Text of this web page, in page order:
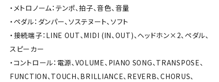
・メトロノーム：テンポ、拍子、音色、音量
・ペダル：ダンパー、ソステヌート、ソフト
・接続端子：LINE OUT、MIDI (IN、OUT)、ヘッドホン×2、ペダル、
スピーカー
・コントロール：電源、VOLUME、PIANO SONG、TRANSPOSE、
FUNCTION、TOUCH、BRILLIANCE、REVERB、CHORUS、